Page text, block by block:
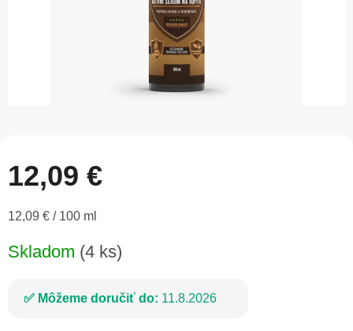
12,09 €
Jednotková
12,09 € / 100 ml
Skladom (4 ks)
Môžeme doručiť do: 11.8.2026